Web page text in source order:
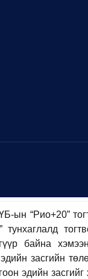
ын “Рио+20”
байна
засгийн
эдийн